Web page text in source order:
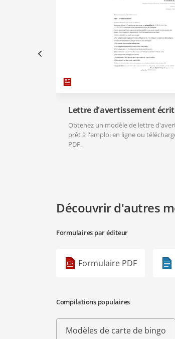
Lettre d'avertissement écrit
Obtenez un modèle de lettre
prêt à l'emploi en ligne ou
PDF.
Découvrir d'autres
Formulaires par éditeur
Formulaire PDF
Compilations populaires
Modèles de carte de bingo